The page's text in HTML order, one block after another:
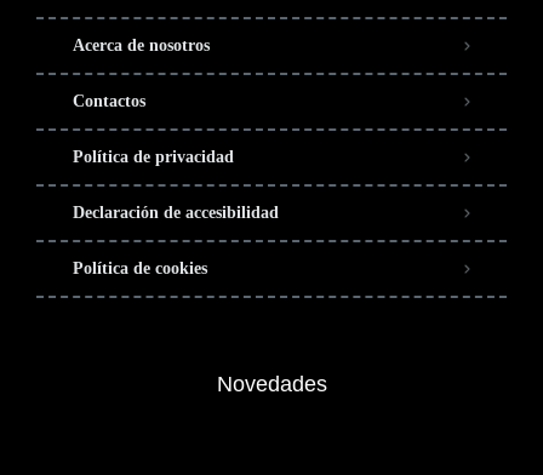
Acerca de nosotros
Contactos
Política de privacidad
Declaración de accesibilidad
Política de cookies
Novedades